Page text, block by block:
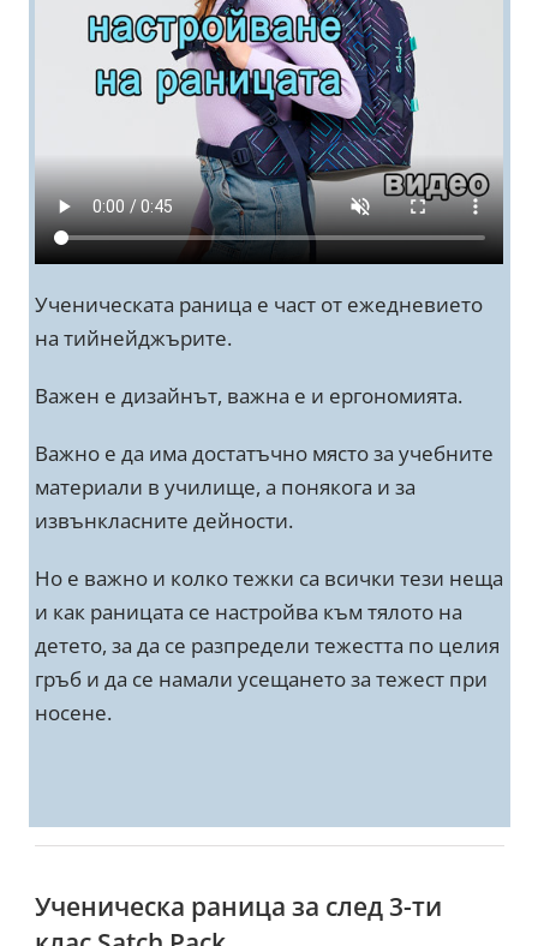
Ученическата раница е част от ежедневието
на тийнейджърите.
Важен е дизайнът, важна е и ергономията.
Важно е да има достатъчно място за учебните
материали в училище, а понякога и за
извънкласните дейности.
Но е важно и колко тежки са всички тези неща
и как раницата се настройва към тялото на
детето, за да се разпредели тежестта по целия
гръб и да се намали усещането за тежест при
носене.
Ученическа раница за след 3-ти